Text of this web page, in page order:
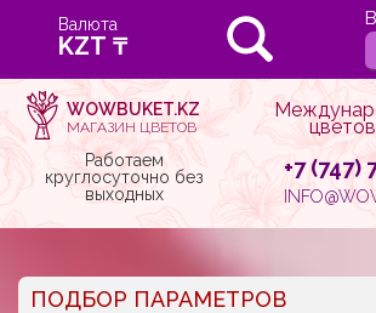
Валюта
WOWBUKET.KZ
МАГАЗИН ЦВЕТОВ
Работаем
круглосуточно без
выходных
+7 (747)
ПОДБОР ПАРАМЕТРОВ